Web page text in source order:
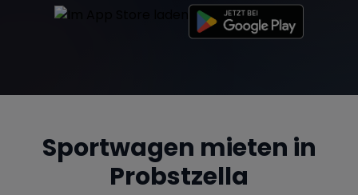
Sportwagen mieten in
Probstzella